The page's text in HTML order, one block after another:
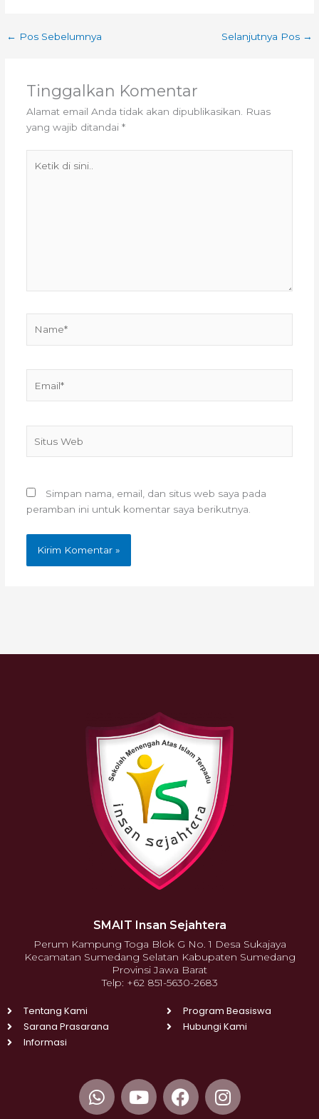
← Pos Sebelumnya Selanjutnya Pos →
Tinggalkan Komentar
Alamat email Anda tidak akan dipublikasikan. Ruas
yang wajib ditandai *
Web
Simpan nama, email, dan situs web saya pada
peramban ini untuk komentar saya berikutnya.
SMAIT Insan Sejahtera
Perum Kampung Toga Blok G No. 1 Desa Sukajaya
Kecamatan Sumedang Selatan Kabupaten Sumedang
Provinsi Jawa Barat
Telp: +62 851-5630-2683
Tentang Kami
Sarana Prasarana
Informasi
Program Beasiswa
Hubungi Kami
W
h
Y
o
F
a
I
n